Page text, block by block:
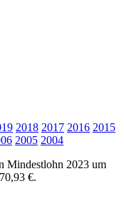
2018 2017 2016 2015
2005 2004
Mindestlohn 2023 um
€.